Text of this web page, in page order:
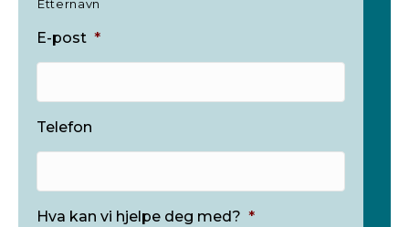
Etternavn
E-post *
Telefon
Hva kan vi hjelpe deg med? *